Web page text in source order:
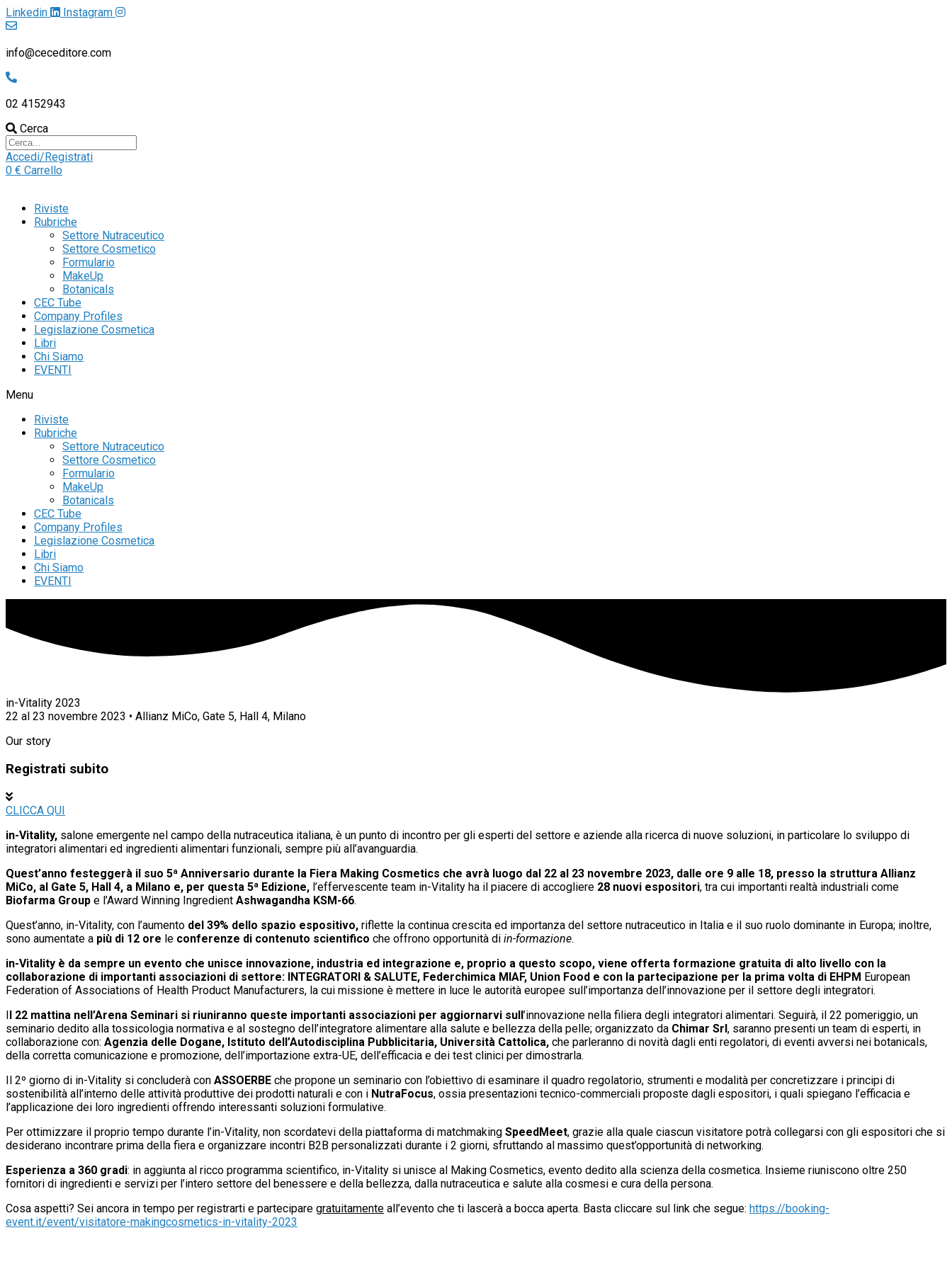
Linkedin Instagram
info@ceceditore.com
02 4152943
Cerca
Accedi/Registrati
0 € Carrello
Riviste
Rubriche
Settore Nutraceutico
Settore Cosmetico
Formulario
MakeUp
Botanicals
CEC Tube
Company Profiles
Legislazione Cosmetica
Libri
Chi Siamo
EVENTI
Menu
Riviste
Rubriche
Settore Nutraceutico
Settore Cosmetico
Formulario
MakeUp
Botanicals
CEC Tube
Company Profiles
Legislazione Cosmetica
Libri
Chi Siamo
EVENTI
in-Vitality 2023
22 al 23 novembre 2023 • Allianz MiCo, Gate 5, Hall 4, Milano
Our story
Registrati subito
CLICCA QUI
in-Vitality, salone emergente nel campo della nutraceutica italiana, è un punto di incontro per gli esperti del settore e aziende alla ricerca di nuove soluzioni, in particolare lo sviluppo di
integratori alimentari ed ingredienti alimentari funzionali, sempre più all’avanguardia.
Quest’anno festeggerà il suo 5ª Anniversario durante la Fiera Making Cosmetics che avrà luogo dal 22 al 23 novembre 2023, dalle ore 9 alle 18, presso la struttura Allianz
MiCo, al Gate 5, Hall 4, a Milano e, per questa 5ª Edizione, l’effervescente team in-Vitality ha il piacere di accogliere 28 nuovi espositori, tra cui importanti realtà industriali come
Biofarma Group e l’Award Winning Ingredient Ashwagandha KSM-66.
Quest’anno, in-Vitality, con l’aumento del 39% dello spazio espositivo, riflette la continua crescita ed importanza del settore nutraceutico in Italia e il suo ruolo dominante in Europa; inoltre,
sono aumentate a più di 12 ore le conferenze di contenuto scientifico che offrono opportunità di in-formazione.
in-Vitality è da sempre un evento che unisce innovazione, industria ed integrazione e, proprio a questo scopo, viene offerta formazione gratuita di alto livello con la
collaborazione di importanti associazioni di settore: INTEGRATORI & SALUTE, Federchimica MIAF, Union Food e con la partecipazione per la prima volta di EHPM European
Federation of Associations of Health Product Manufacturers, la cui missione è mettere in luce le autorità europee sull’importanza dell’innovazione per il settore degli integratori.
Il 22 mattina nell’Arena Seminari si riuniranno queste importanti associazioni per aggiornarvi sull’innovazione nella filiera degli integratori alimentari. Seguirà, il 22 pomeriggio, un
seminario dedito alla tossicologia normativa e al sostegno dell’integratore alimentare alla salute e bellezza della pelle; organizzato da Chimar Srl, saranno presenti un team di esperti, in
collaborazione con: Agenzia delle Dogane, Istituto dell’Autodisciplina Pubblicitaria, Università Cattolica, che parleranno di novità dagli enti regolatori, di eventi avversi nei botanicals,
della corretta comunicazione e promozione, dell’importazione extra-UE, dell’efficacia e dei test clinici per dimostrarla.
Il 2º giorno di in-Vitality si concluderà con ASSOERBE che propone un seminario con l’obiettivo di esaminare il quadro regolatorio, strumenti e modalità per concretizzare i principi di
sostenibilità all’interno delle attività produttive dei prodotti naturali e con i NutraFocus, ossia presentazioni tecnico-commerciali proposte dagli espositori, i quali spiegano l’efficacia e
l’applicazione dei loro ingredienti offrendo interessanti soluzioni formulative.
Per ottimizzare il proprio tempo durante l’in-Vitality, non scordatevi della piattaforma di matchmaking SpeedMeet, grazie alla quale ciascun visitatore potrà collegarsi con gli espositori che si
desiderano incontrare prima della fiera e organizzare incontri B2B personalizzati durante i 2 giorni, sfruttando al massimo quest’opportunità di networking.
Esperienza a 360 gradi: in aggiunta al ricco programma scientifico, in-Vitality si unisce al Making Cosmetics, evento dedito alla scienza della cosmetica. Insieme riuniscono oltre 250
fornitori di ingredienti e servizi per l’intero settore del benessere e della bellezza, dalla nutraceutica e salute alla cosmesi e cura della persona.
Cosa aspetti? Sei ancora in tempo per registrarti e partecipare gratuitamente all’evento che ti lascerà a bocca aperta. Basta cliccare sul link che segue: https://booking-
event.it/event/visitatore-makingcosmetics-in-vitality-2023